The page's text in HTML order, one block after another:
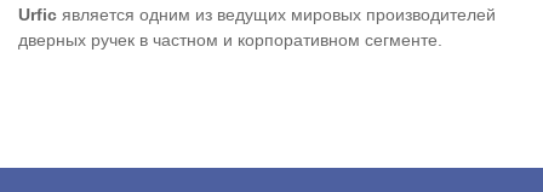
Urfic является одним из ведущих мировых производителей
дверных ручек в частном и корпоративном сегменте.